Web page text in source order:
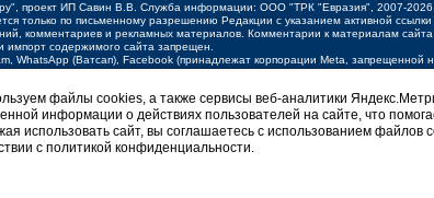
, проект ИП Савин В.В. Служба информации: ООО "ТРК "Евразия", 2007-
только по письменному разрешению Редакции с указанием активной
комментариев и рекламных материалов. Комментарии к материалам
импорт содержимого сайта запрещен.
WhatsApp (Ватсап), Facebook (принадлежат корпорации Meta, запрещенной
версия
РИНГТОН Orsk.ru
файлы cookies, а также сервисы веб-аналитики
информации о действиях пользователей на сайте, что
использовать сайт, вы соглашаетесь с использованием файлов
с политикой конфиденциальности.